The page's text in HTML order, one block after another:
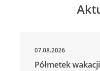
07.08.2026
Półmetek